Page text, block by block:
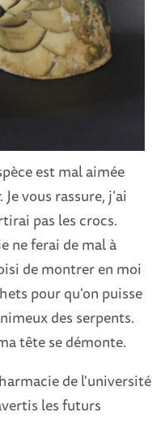
est mal aimée
vous rassure, j’ai
pas les crocs.
ne ferai de mal à
de montrer en moi
pour qu'on puisse
des serpents.
tête se démonte.
de l'université
les futurs